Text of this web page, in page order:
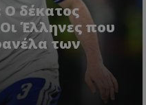
Ο δέκατος
Έλληνες που
των